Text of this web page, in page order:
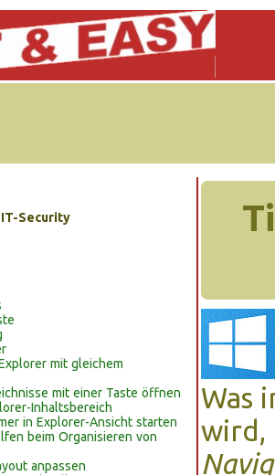
Security
mit gleichem
mit einer Taste öffnen
Inhaltsbereich
in Explorer-Ansicht starten
beim Organisieren von
anpassen
Was
wird,